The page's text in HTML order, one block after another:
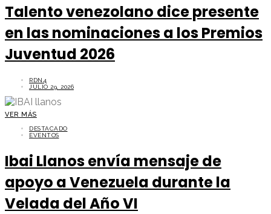
Talento venezolano dice presente
en las nominaciones a los Premios
Juventud 2026
RDN4
JULIO 29, 2026
VER MÁS
DESTACADO
EVENTOS
Ibai Llanos envía mensaje de
apoyo a Venezuela durante la
Velada del Año VI